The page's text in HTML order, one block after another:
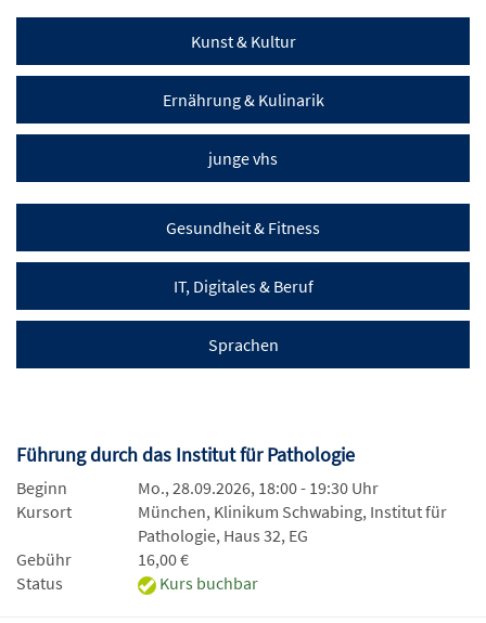
Kunst & Kultur
Ernährung & Kulinarik
junge vhs
Gesundheit & Fitness
IT, Digitales & Beruf
Sprachen
Führung durch das Institut für Pathologie
Beginn
Mo., 28.09.2026, 18:00 - 19:30 Uhr
Kursort
München, Klinikum Schwabing, Institut für
Pathologie, Haus 32, EG
Gebühr
16,00 €
Status
Kurs buchbar